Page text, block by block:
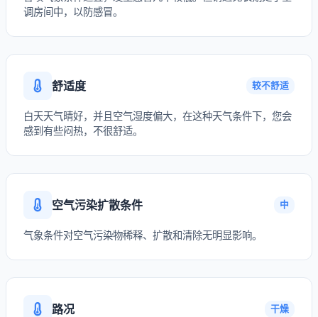
调房间中，以防感冒。
舒适度 较不舒适
白天天气晴好，并且空气湿度偏大，在这种天气条件下，您会
感到有些闷热，不很舒适。
空气污染扩散条件 中
气象条件对空气污染物稀释、扩散和清除无明显影响。
路况 干燥